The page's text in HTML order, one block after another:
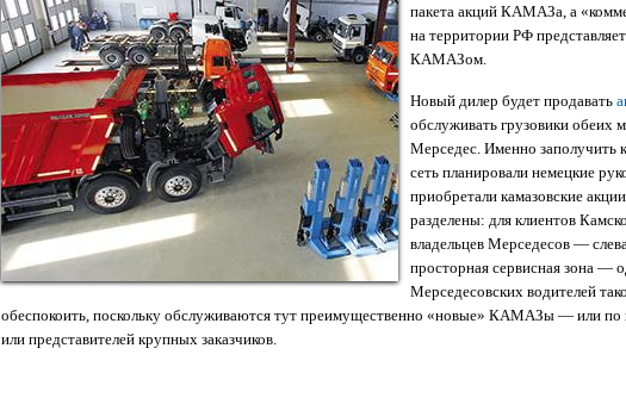
пакета акций КАМАЗа, а
на территории РФ
КАМАЗом.
Новый дилер будет продавать
обслуживать грузовики обеих
Мерседес. Именно заполучить
сеть планировали немецкие
приобретали камазовские
разделены: для клиентов
владельцев Мерседесов —
просторная сервисная зона —
Мерседесовских водителей
обеспокоить, поскольку обслуживаются тут преимущественно «новые» КАМАЗы — или по
или представителей крупных заказчиков.